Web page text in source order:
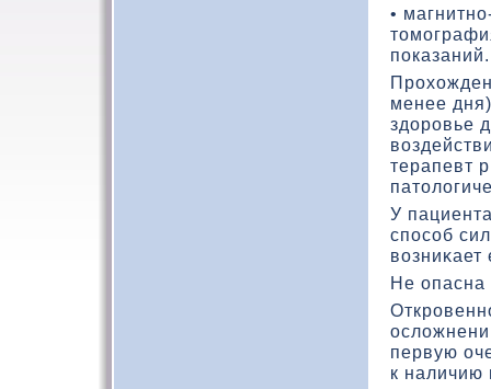
•
показаний.
менее
здοровье
терапевт
У
способ
Не опасна
первую
к наличию